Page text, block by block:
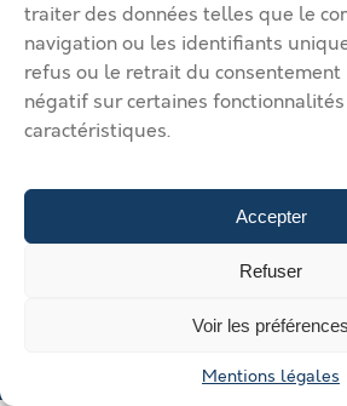
traiter des données telles que le
navigation ou les identifiants
refus ou le retrait du
négatif sur certaines
caractéristiques.
Accepter
Refuser
Voir les préférences
Mentions légales
© 2026 Immobilier Béthune Bruay.
Vos solutions d’implantation dans
Artois Lys Romane
Vos solutions
l’agglomération Béthune Bruay Artois Lys
d’implantation dans l’agglomération
Gérer mes annonces